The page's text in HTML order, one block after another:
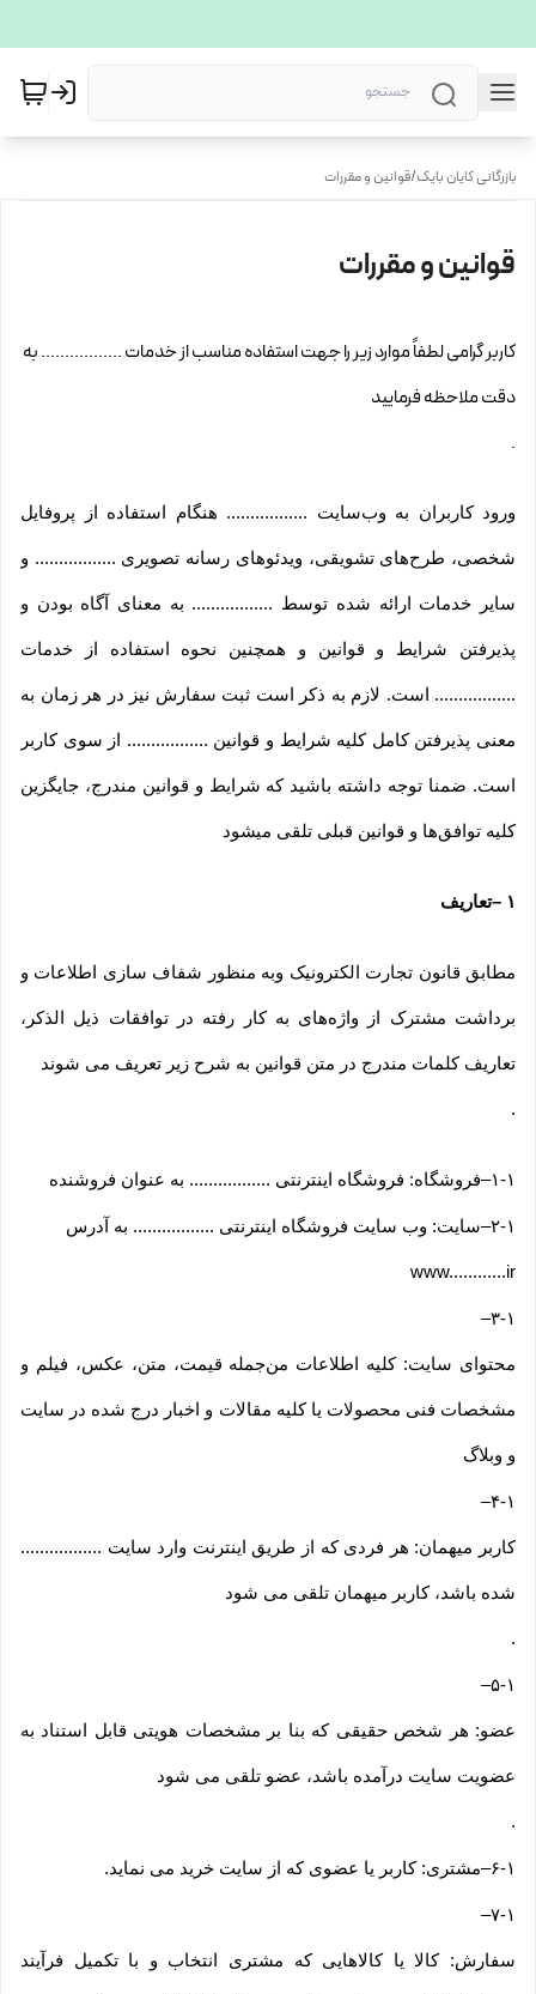
بازرگانی کایان بایک/قوانین و مقررات
قوانین و مقررات
کاربر گرامی لطفاً موارد زیر را جهت استفاده مناسب از خدمات ................. به
دقت ملاحظه فرمایید
.
ورود کاربران به وب‏‌سایت ................. هنگام استفاده از پروفایل
شخصی، طرح‏‌های تشویقی، ویدئوهای رسانه تصویری ................. و
سایر خدمات ارائه شده توسط ................. به معنای آگاه بودن و
پذیرفتن شرایط و قوانین و همچنین نحوه استفاده از خدمات
................. است. لازم به ذکر است ثبت سفارش نیز در هر زمان به
معنی پذیرفتن کامل کلیه شرایط و قوانین ................. از سوی کاربر
است. ضمنا توجه داشته باشید که شرایط و قوانین مندرج، جایگزین
کلیه توافق‏‌ها و قوانین قبلی تلقی میشود
۱ –تعاریف
مطابق قانون تجارت الکترونیک وبه منظور شفاف سازی اطلاعات و
برداشت مشترک از واژه‌های به کار رفته در توافقات ذیل الذکر،
تعاریف کلمات مندرج در متن قوانین به شرح زیر تعریف می شوند
.
۱-۱–فروشگاه: فروشگاه اینترنتی ................. به عنوان فروشنده
۲-۱–سایت: وب سایت فروشگاه اینترنتی ................. به آدرس
www............ir
۳-۱–
محتوای سایت: کلیه اطلاعات من‌جمله قیمت، متن، عکس، فیلم و
مشخصات فنی محصولات یا کلیه مقالات و اخبار درج شده در سایت
و وبلاگ
۴-۱–
کاربر میهمان: هر فردی که از طریق اینترنت وارد سایت .................
شده باشد، کاربر میهمان تلقی می شود
.
۵-۱–
عضو: هر شخص حقیقی که بنا بر مشخصات هویتی قابل استناد به
عضویت سایت درآمده باشد، عضو تلقی می شود
.
۶-۱–مشتری: کاربر یا عضوی که از سایت خرید می نماید.
۷-۱–
سفارش: کالا یا کالاهایی که مشتری انتخاب و با تکمیل فرآیند